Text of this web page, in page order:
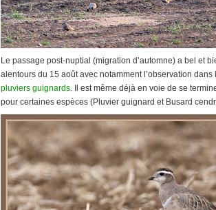
Le passage post-nuptial (migration d’automne) a bel et
alentours du 15 août avec notamment l’observation
pluviers guignards. Il est même déjà en voie de se
pour certaines espèces (Pluvier guignard et Busard